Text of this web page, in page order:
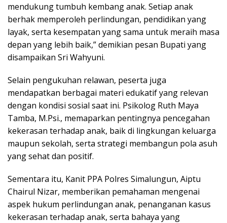
mendukung tumbuh kembang anak. Setiap anak
berhak memperoleh perlindungan, pendidikan yang
layak, serta kesempatan yang sama untuk meraih masa
depan yang lebih baik,” demikian pesan Bupati yang
disampaikan Sri Wahyuni.
Selain pengukuhan relawan, peserta juga
mendapatkan berbagai materi edukatif yang relevan
dengan kondisi sosial saat ini. Psikolog Ruth Maya
Tamba, M.Psi., memaparkan pentingnya pencegahan
kekerasan terhadap anak, baik di lingkungan keluarga
maupun sekolah, serta strategi membangun pola asuh
yang sehat dan positif.
Sementara itu, Kanit PPA Polres Simalungun, Aiptu
Chairul Nizar, memberikan pemahaman mengenai
aspek hukum perlindungan anak, penanganan kasus
kekerasan terhadap anak, serta bahaya yang